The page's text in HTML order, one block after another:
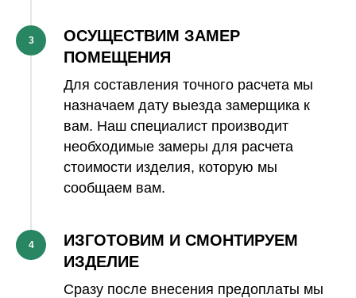
3
ОСУЩЕСТВИМ ЗАМЕР
ПОМЕЩЕНИЯ
Для составления точного расчета мы
назначаем дату выезда замерщика к
вам. Наш специалист производит
необходимые замеры для расчета
стоимости изделия, которую мы
сообщаем вам.
4
ИЗГОТОВИМ И СМОНТИРУЕМ
ИЗДЕЛИЕ
Сразу после внесения предоплаты мы